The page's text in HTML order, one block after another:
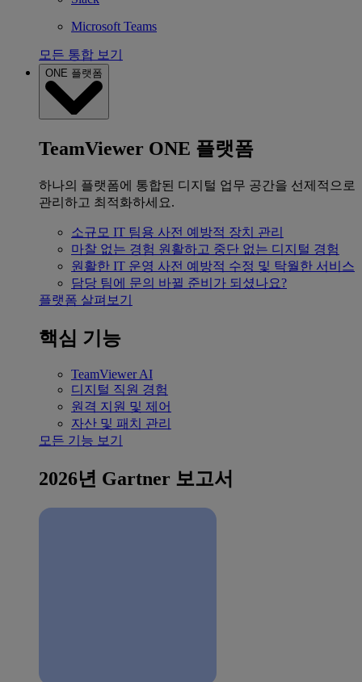
Microsoft Teams
모든 통합 보기
ONE 플랫폼
TeamViewer ONE 플랫폼
하나의 플랫폼에 통합된 디지털 업무 공간을 선제적으로
관리하고 최적화하세요.
소규모 IT 팀용 사전 예방적 장치 관리
마찰 없는 경험 원활하고 중단 없는 디지털 경험
원활한 IT 운영 사전 예방적 수정 및 탁월한 서비스
담당 팀에 문의 바뀔 준비가 되셨나요?
플랫폼 살펴보기
핵심 기능
TeamViewer AI
디지털 직원 경험
원격 지원 및 제어
자산 및 패치 관리
모든 기능 보기
2026년 Gartner 보고서